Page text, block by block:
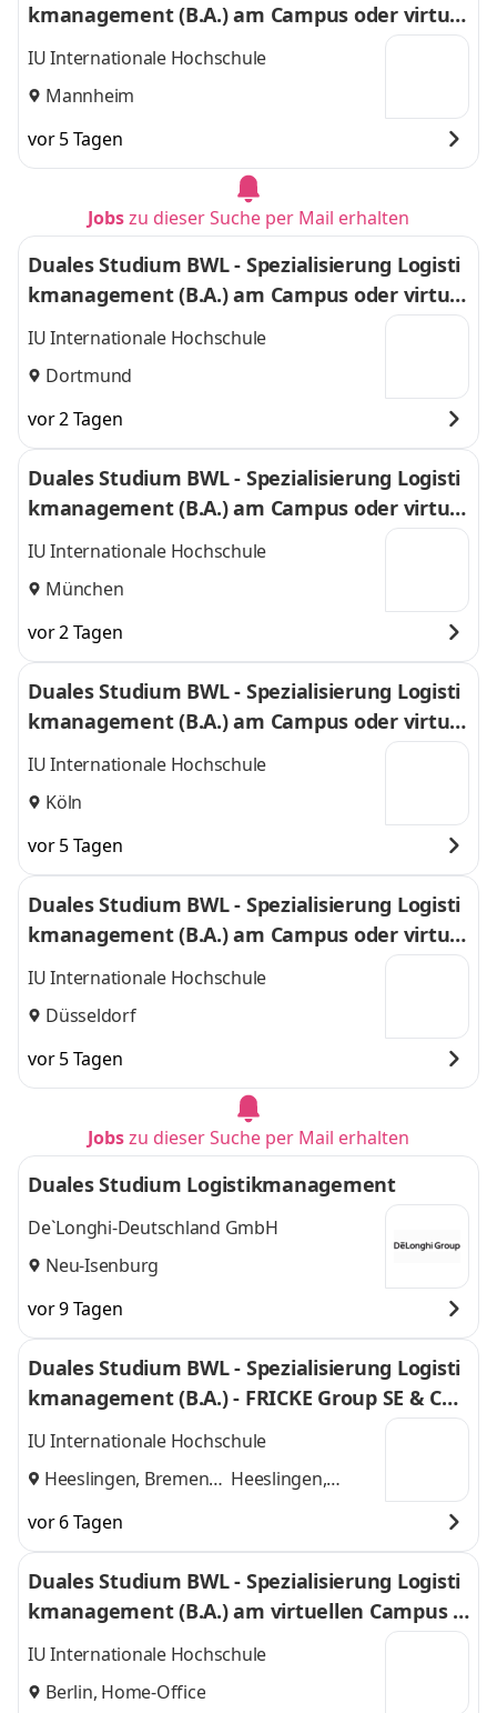
kmanagement (B.A.) am Campus oder virtuel
l
IU Internationale Hochschule
Mannheim
vor 5 Tagen
Jobszu dieser Suche per Mail erhalten
Duales Studium BWL - Spezialisierung Logisti
kmanagement (B.A.) am Campus oder virtuel
l
IU Internationale Hochschule
Dortmund
vor 2 Tagen
Duales Studium BWL - Spezialisierung Logisti
kmanagement (B.A.) am Campus oder virtuel
l
IU Internationale Hochschule
München
vor 2 Tagen
Duales Studium BWL - Spezialisierung Logisti
kmanagement (B.A.) am Campus oder virtuel
l
IU Internationale Hochschule
Köln
vor 5 Tagen
Duales Studium BWL - Spezialisierung Logisti
kmanagement (B.A.) am Campus oder virtuel
l
IU Internationale Hochschule
Düsseldorf
vor 5 Tagen
Jobszu dieser Suche per Mail erhalten
Duales Studium Logistikmanagement
De`Longhi-Deutschland GmbH
Neu-Isenburg
vor 9 Tagen
Duales Studium BWL - Spezialisierung Logisti
kmanagement (B.A.) - FRICKE Group SE & Co.
KG
IU Internationale Hochschule
Heeslingen, Bremen
Heeslingen,
vor 6 Tagen
Duales Studium BWL - Spezialisierung Logisti
kmanagement (B.A.) am virtuellen Campus -
Twister Kurierdienst
IU Internationale Hochschule
Berlin, Home-Office